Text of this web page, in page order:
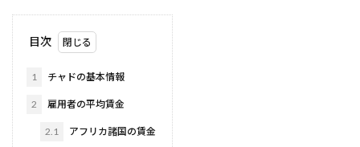
目次
1 チャドの基本情報
2 雇用者の平均賃金
2.1 アフリカ諸国の賃金